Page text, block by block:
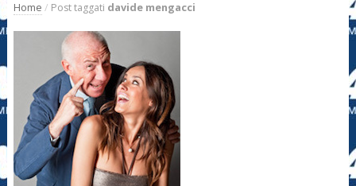
Home / Post taggati davide mengacci